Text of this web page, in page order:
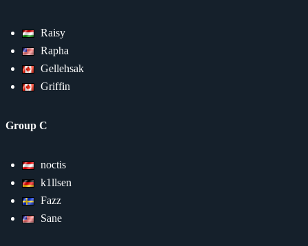
Raisy
Rapha
Gellehsak
Griffin
Group C
noctis
k1llsen
Fazz
Sane